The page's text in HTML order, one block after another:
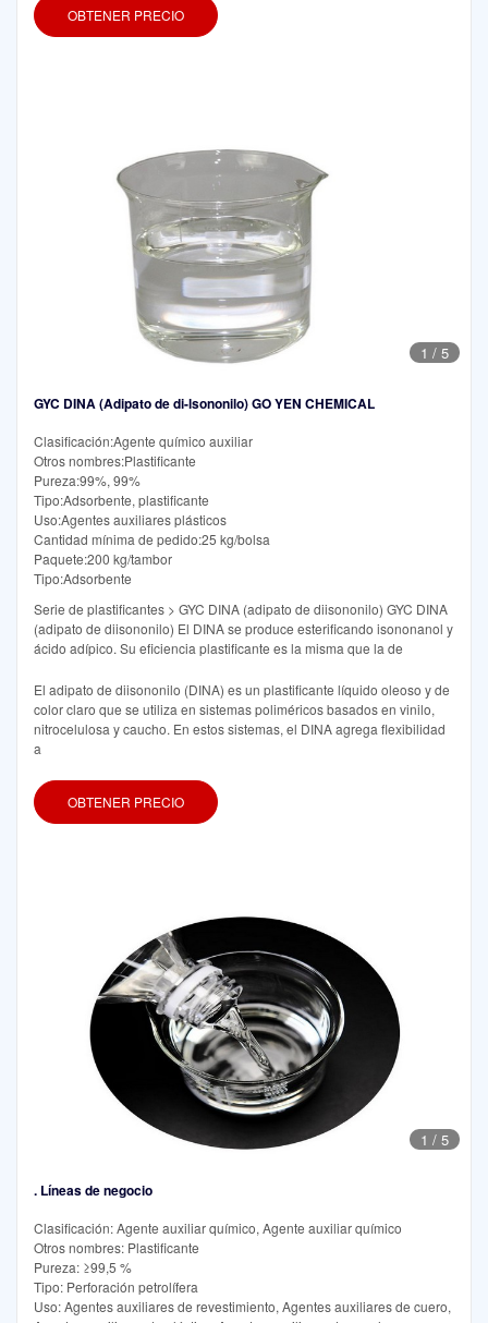
OBTENER PRECIO
1 / 5
GYC DINA (Adipato de di-lsononilo) GO YEN CHEMICAL
Clasificación:Agente químico auxiliar
Otros nombres:Plastificante
Pureza:99%, 99%
Tipo:Adsorbente, plastificante
Uso:Agentes auxiliares plásticos
Cantidad mínima de pedido:25 kg/bolsa
Paquete:200 kg/tambor
Tipo:Adsorbente
Serie de plastificantes > GYC DINA (adipato de diisononilo) GYC DINA
(adipato de diisononilo) El DINA se produce esterificando isononanol y
ácido adípico. Su eficiencia plastificante es la misma que la de
El adipato de diisononilo (DINA) es un plastificante líquido oleoso y de
color claro que se utiliza en sistemas poliméricos basados en vinilo,
nitrocelulosa y caucho. En estos sistemas, el DINA agrega flexibilidad
a
OBTENER PRECIO
1 / 5
. Líneas de negocio
Clasificación: Agente auxiliar químico, Agente auxiliar químico
Otros nombres: Plastificante
Pureza: ≥99,5 %
Tipo: Perforación petrolífera
Uso: Agentes auxiliares de revestimiento, Agentes auxiliares de cuero,